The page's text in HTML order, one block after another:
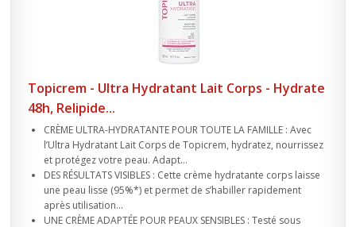
Topicrem - Ultra Hydratant Lait Corps - Hydrate
48h, Relipide...
CRÈME ULTRA-HYDRATANTE POUR TOUTE LA FAMILLE : Avec
l’Ultra Hydratant Lait Corps de Topicrem, hydratez, nourrissez
et protégez votre peau. Adapt...
DES RÉSULTATS VISIBLES : Cette crème hydratante corps laisse
une peau lisse (95%*) et permet de s’habiller rapidement
après utilisation...
UNE CRÈME ADAPTÉE POUR PEAUX SENSIBLES : Testé sous